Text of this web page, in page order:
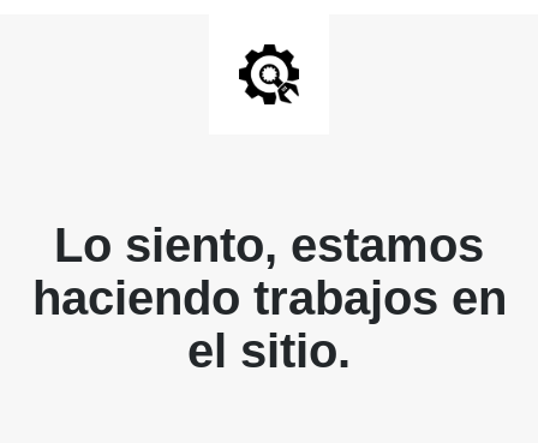
Lo siento, estamos
haciendo trabajos en
el sitio.